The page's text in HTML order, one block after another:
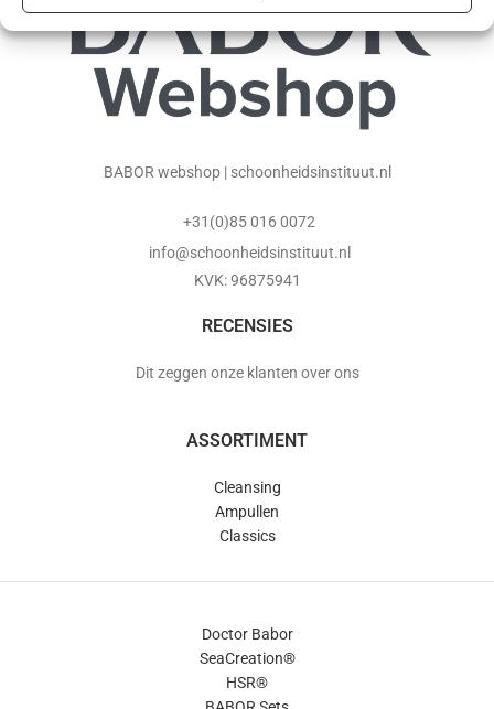
BABOR webshop | schoonheidsinstituut.nl
+31(0)85 016 0072
info@schoonheidsinstituut.nl
KVK: 96875941
RECENSIES
Dit zeggen onze klanten over ons
ASSORTIMENT
Cleansing
Ampullen
Classics
Doctor Babor
SeaCreation®
HSR®